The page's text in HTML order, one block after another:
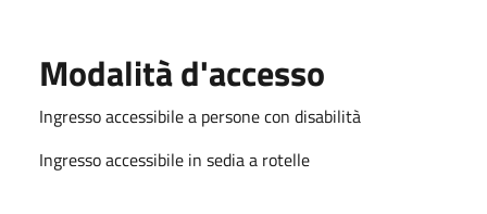
Modalità d'accesso
Ingresso accessibile a persone con disabilità
Ingresso accessibile in sedia a rotelle